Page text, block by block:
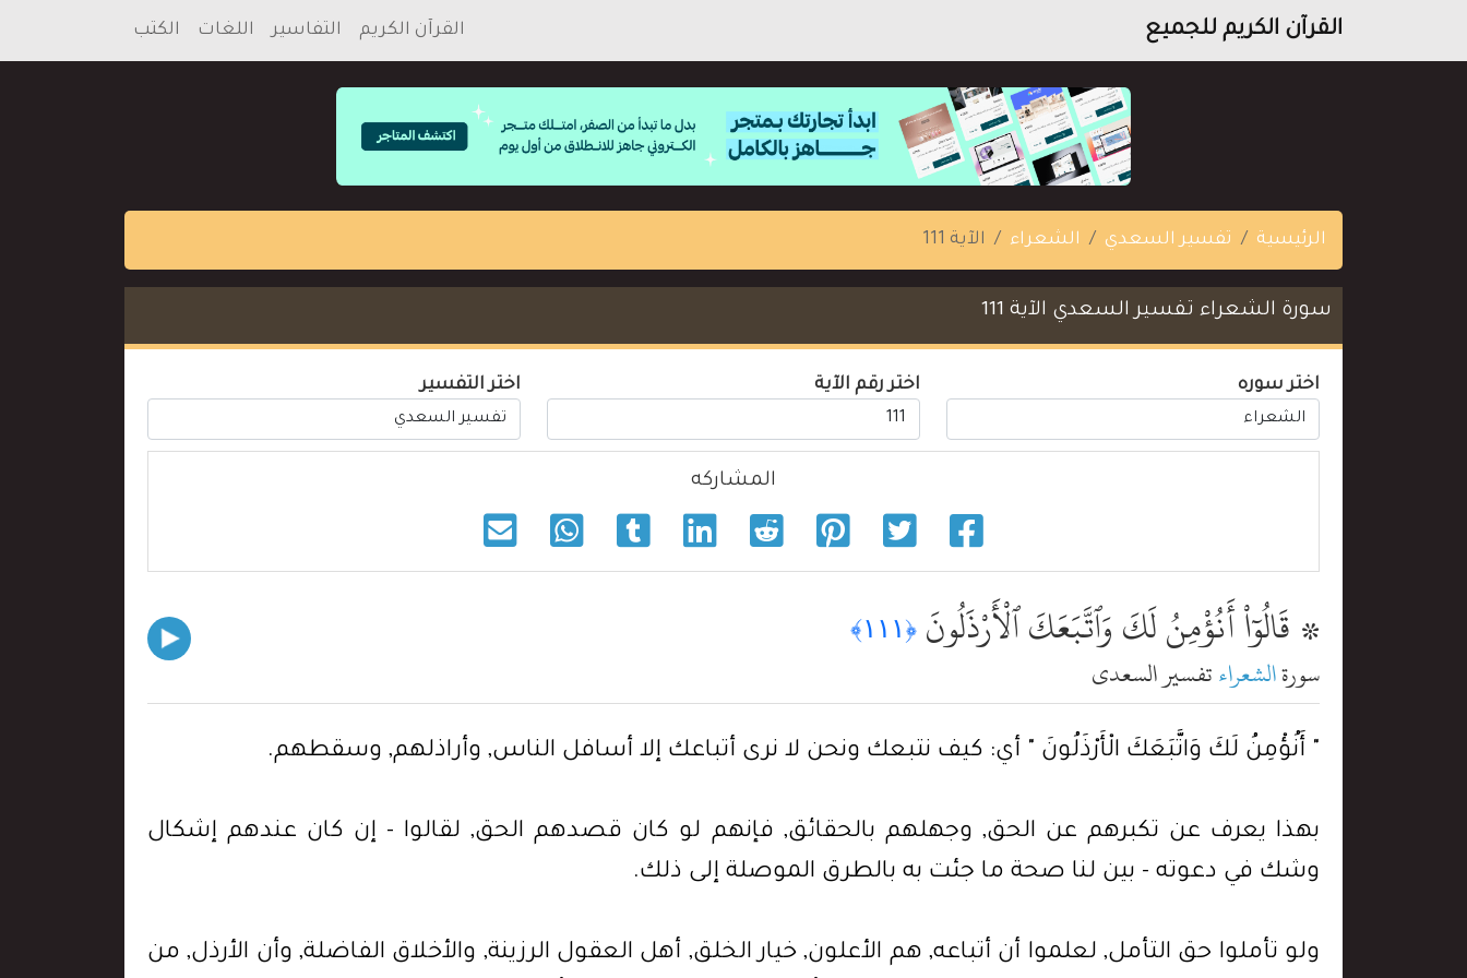
القرآن الكريم للجميع القرآن الكريم التفاسير اللغات الكتب
الرئيسية تفسير السعدي الشعراء الآية 111
سورة الشعراء تفسير السعدي الآية 111
اختر سوره اختر رقم الآية اختر التفسير
المشاركه
۞ قَالُوٓاْ أَنُؤْمِنُ لَكَ وَٱتَّبَعَكَ ٱلْأَرْذَلُونَ ﴿١١١﴾
سورةالشعراءتفسير السعدي
" أَنُؤْمِنُ لَكَ وَاتَّبَعَكَ الْأَرْذَلُونَ " أي: كيف نتبعك ونحن لا نرى أتباعك إلا أسافل الناس, وأراذلهم, وسقطهم.
بهذا يعرف عن تكبرهم عن الحق, وجهلهم بالحقائق, فإنهم لو كان قصدهم الحق, لقالوا - إن كان عندهم إشكال
وشك في دعوته - بين لنا صحة ما جئت به بالطرق الموصلة إلى ذلك.
ولو تأملوا حق التأمل, لعلموا أن أتباعه, هم الأعلون, خيار الخلق, أهل العقول الرزينة, والأخلاق الفاضلة, وأن الأرذل, من